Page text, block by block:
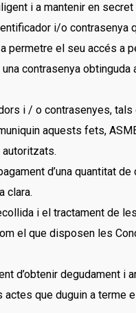
i a mantenir en
i/o contrasenya
permetre el seu accés a
contrasenya obtinguda
i / o contrasenyes,
aquests fets,
d’una quantitat de
clara.
i el tractament de
el que disposen les
d’obtenir degudament i
que duguin a terme